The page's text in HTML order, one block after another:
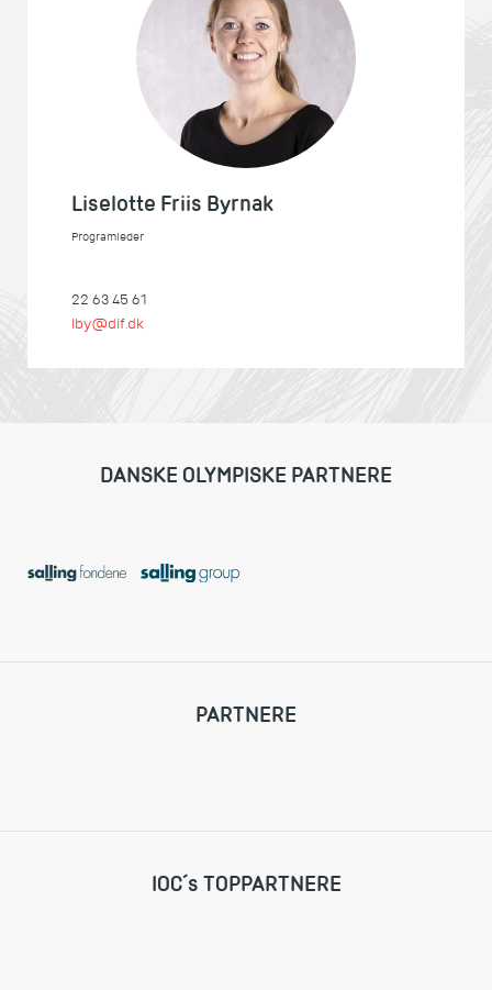
Liselotte Friis Byrnak
Programleder
22 63 45 61
lby@dif.dk
DANSKE OLYMPISKE PARTNERE
PARTNERE
IOC´s TOPPARTNERE